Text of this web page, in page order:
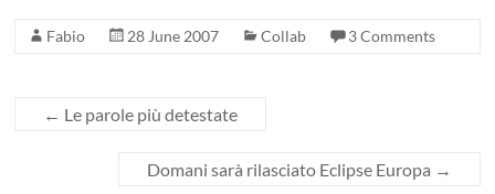
Fabio 28 June 2007 Collab 3 Comments
← Le parole più detestate
Domani sarà rilasciato Eclipse Europa →